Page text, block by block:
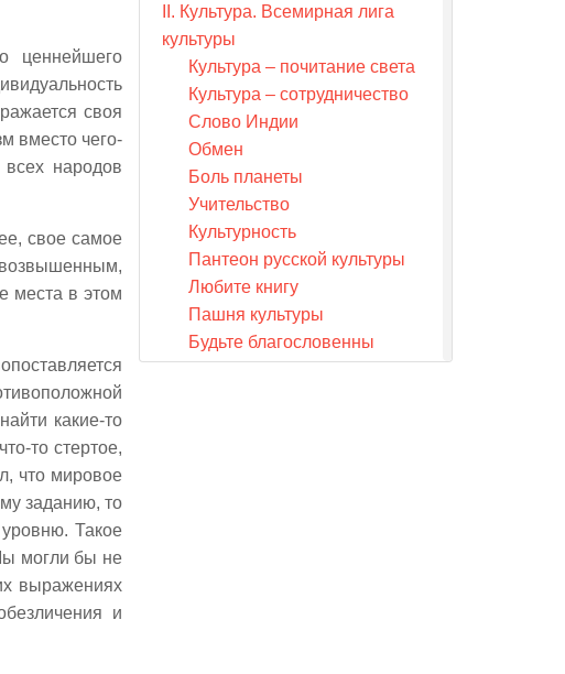
ценнейшего
своя
вместо чего-
народов
свое самое
возвышенным,
места в этом
какие-то
то стертое,
что мировое
заданию, то
Такое
могли бы не
выражениях
и
II. Культура. Всемирная лига
культуры
Культура – почитание света
Культура – сотрудничество
Слово Индии
Обмен
Боль планеты
Учительство
Культурность
Пантеон русской культуры
Любите книгу
Пашня культуры
Будьте благословенны